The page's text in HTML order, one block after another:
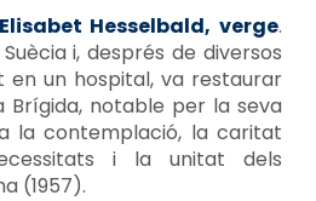
Hesselbald, verge.
i, després de diversos
en un hospital, va restaurar
Brígida, notable per la seva
la contemplació, la caritat
i la unitat dels
(1957).